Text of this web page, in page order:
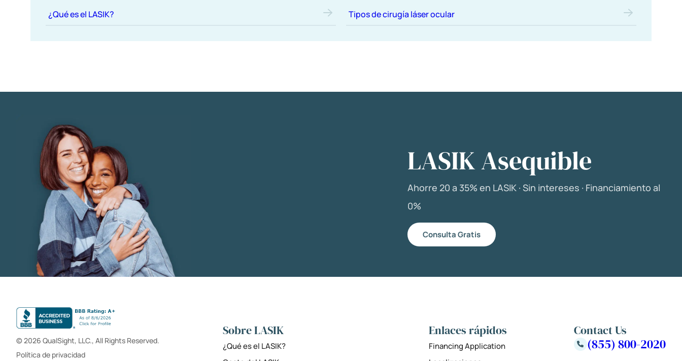
¿Qué es el LASIK? Tipos de cirugía láser ocular
LASIK Asequible
Ahorre 20 a 35% en LASIK · Sin intereses · Financiamiento al
0%
Consulta Gratis
© 2026 QualSight, LLC., All Rights Reserved.
Política de privacidad
Sobre LASIK
¿Qué es el LASIK?
Enlaces rápidos
Financing Application
Contact Us
(855) 800-2020